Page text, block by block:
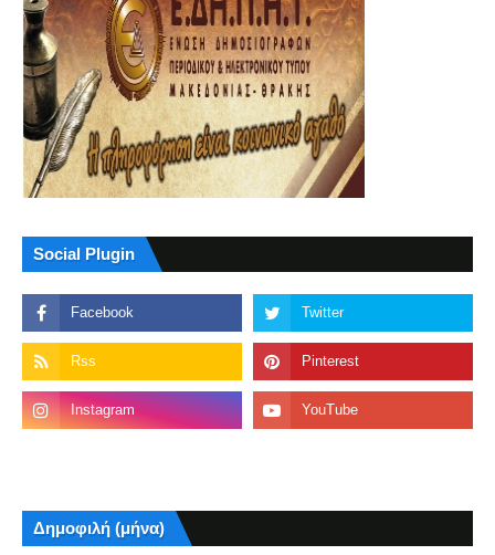
Social Plugin
Δημοφιλή (μήνα)